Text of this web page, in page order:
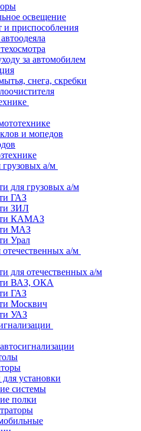
освещение
и приспособления
за автомобилем
снега, скребки
и мопедов
грузовых а/м
для грузовых а/м
ГАЗ
ЗИЛ
КАМАЗ
МАЗ
Урал
отечественных а/м
для отечественных а/м
ВАЗ, ОКА
ГАЗ
Москвич
УАЗ
установки
системы
полки